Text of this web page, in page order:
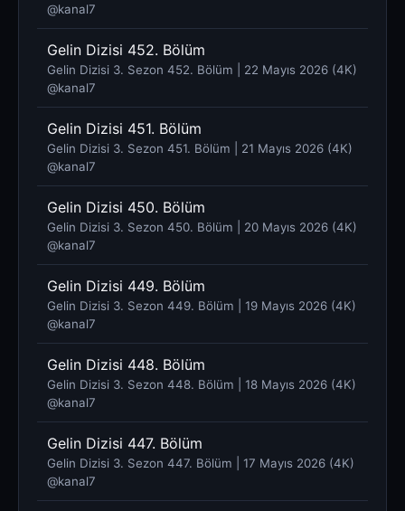
@kanal7 ​
Gelin Dizisi 452. Bölüm
Gelin Dizisi 3. Sezon 452. Bölüm | 22 Mayıs 2026 (4K)
@kanal7 ​
Gelin Dizisi 451. Bölüm
Gelin Dizisi 3. Sezon 451. Bölüm | 21 Mayıs 2026 (4K)
@kanal7 ​
Gelin Dizisi 450. Bölüm
Gelin Dizisi 3. Sezon 450. Bölüm | 20 Mayıs 2026 (4K)
@kanal7 ​
Gelin Dizisi 449. Bölüm
Gelin Dizisi 3. Sezon 449. Bölüm | 19 Mayıs 2026 (4K)
@kanal7 ​
Gelin Dizisi 448. Bölüm
Gelin Dizisi 3. Sezon 448. Bölüm | 18 Mayıs 2026 (4K)
@kanal7 ​
Gelin Dizisi 447. Bölüm
Gelin Dizisi 3. Sezon 447. Bölüm | 17 Mayıs 2026 (4K)
@kanal7 ​